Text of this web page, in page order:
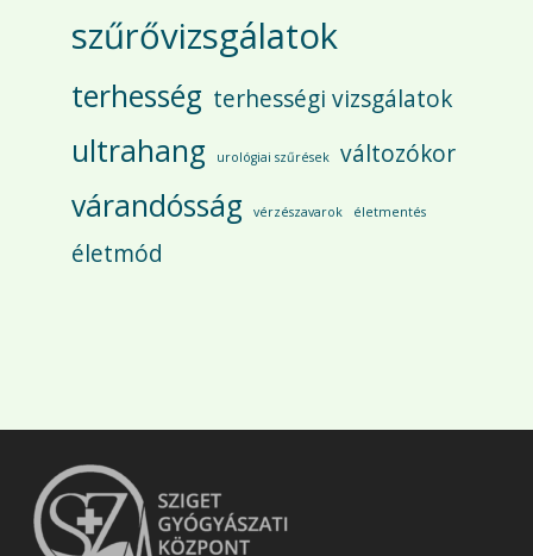
szűrővizsgálatok
terhesség terhességi vizsgálatok
ultrahang urológiai szűrések változókor
várandósság vérzészavarok életmentés
életmód